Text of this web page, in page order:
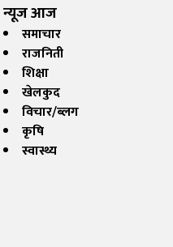
न्यूज आज
समाचार
राजनिती
शिक्षा
खेलकुद
विचार/ब्लग
कृषि
स्वास्थ्य